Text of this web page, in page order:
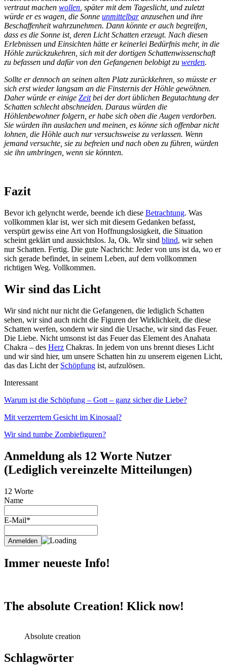
vertraut machen wollen , später mit dem Tageslicht, und zuletzt
würde er es wagen, die Sonne unmittelbaranzusehen und ihre
Beschaffenheit wahrzunehmen. Dann könnte er auch begreifen,
dass es die Sonne ist, deren Licht Schatten erzeugt. Nach diesen
Erlebnissen und Einsichten hätte er keinerlei Bedürfnis mehr, in die
Höhle zurückzukehren, sich mit der dortigen Schattenwissenschaft
zu befassen und dafür von den Gefangenen belobigt zu werden.
Sollte er dennoch an seinen alten Platz zurückkehren, so müsste er
sich erst wieder langsam an die Finsternis der Höhle gewöhnen.
Daher würde er einige Zeitbei der dort üblichen Begutachtung der
Schatten schlecht abschneiden. Daraus würden die
Höhlenbewohner folgern, er habe sich oben die Augen verdorben.
Sie würden ihn auslachen und meinen, es könne sich offenbar nicht
lohnen, die Höhle auch nur versuchsweise zu verlassen. Wenn
jemand versuchte, sie zu befreien und nach oben zu führen, würden
sie ihn umbringen, wenn sie könnten.
Fazit
Bevor ich gelyncht werde, beende ich diese Betrachtung. Was
vollkommen klar ist, wer sich mit diesem Gedanken befasst,
verspürt gewiss eine Art von Hoffnungslosigkeit, die Situation
scheint geklärt und aussichtslos. Ja, Ok. Wir sind blind, wir sehen
nur Schatten. Fertig. Die gute Nachricht: Jeder von uns ist da, wo er
sich gerade befindet, in seinem Leben, auf dem vollkommen
richtigen Weg. Vollkommen.
Wir sind das Licht
Wir sind nicht nur nicht die Gefangenen, die lediglich Schatten
sehen, wir sind auch nicht die Figuren der Wirklichkeit, die diese
Schatten werfen, sondern wir sind die Ursache, wir sind das Feuer.
Die Liebe. Nicht umsonst ist das Feuer das Element des Anahata
Chakra – des Herz Chakras. In jedem von uns brennt dieses Licht
und wir sind hier, um unsere Schatten hin zu unserem eigenen Licht,
das das Licht der Schöpfung ist, aufzulösen.
Interessant
Warum ist die Schöpfung – Gott – ganz sicher die Liebe?
Mit verzerrtem Gesicht im Kinosaal?
Wir sind tumbe Zombiefiguren?
Anmeldung als 12 Worte Nutzer
(Lediglich vereinzelte Mitteilungen)
12 Worte
Name
E-Mail*
Immer neueste Info!
The absolute Creation! Klick now!
Absolute creation
Schlagwörter